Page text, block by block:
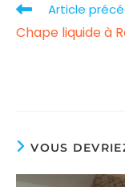
Read
more
Article
Chape liquide à
VOUS